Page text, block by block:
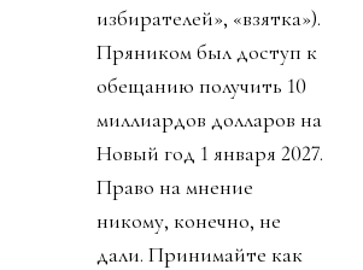
избирателей», «взятка»).
Пряником был доступ к
обещанию получить 10
миллиардов долларов на
Новый год 1 января 2027.
Право на мнение
никому, конечно, не
дали. Принимайте как